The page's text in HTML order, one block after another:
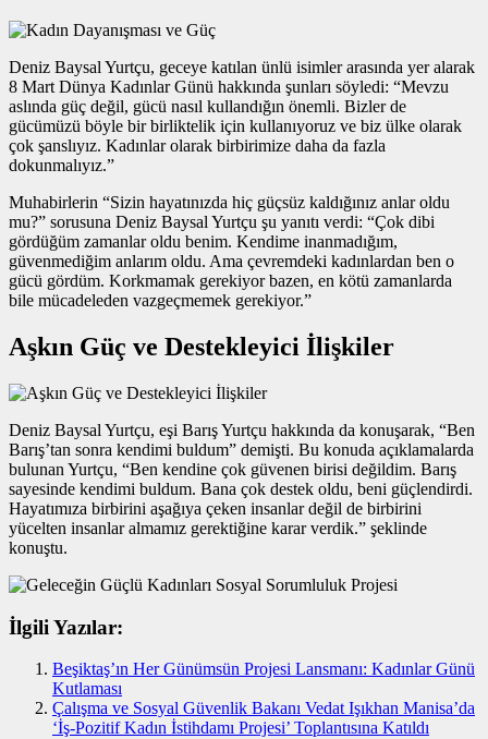
Deniz Baysal Yurtçu, geceye katılan ünlü isimler arasında yer alarak
8 Mart Dünya Kadınlar Günü hakkında şunları söyledi: “Mevzu
aslında güç değil, gücü nasıl kullandığın önemli. Bizler de
gücümüzü böyle bir birliktelik için kullanıyoruz ve biz ülke olarak
çok şanslıyız. Kadınlar olarak birbirimize daha da fazla
dokunmalıyız.”
Muhabirlerin “Sizin hayatınızda hiç güçsüz kaldığınız anlar oldu
mu?” sorusuna Deniz Baysal Yurtçu şu yanıtı verdi: “Çok dibi
gördüğüm zamanlar oldu benim. Kendime inanmadığım,
güvenmediğim anlarım oldu. Ama çevremdeki kadınlardan ben o
gücü gördüm. Korkmamak gerekiyor bazen, en kötü zamanlarda
bile mücadeleden vazgeçmemek gerekiyor.”
Aşkın Güç ve Destekleyici İlişkiler
Deniz Baysal Yurtçu, eşi Barış Yurtçu hakkında da konuşarak, “Ben
Barış’tan sonra kendimi buldum” demişti. Bu konuda açıklamalarda
bulunan Yurtçu, “Ben kendine çok güvenen birisi değildim. Barış
sayesinde kendimi buldum. Bana çok destek oldu, beni güçlendirdi.
Hayatımıza birbirini aşağıya çeken insanlar değil de birbirini
yücelten insanlar almamız gerektiğine karar verdik.” şeklinde
konuştu.
İlgili Yazılar:
Beşiktaş’ın Her Günümsün Projesi Lansmanı: Kadınlar Günü
Kutlaması
Çalışma ve Sosyal Güvenlik Bakanı Vedat Işıkhan Manisa’da
‘İş-Pozitif Kadın İstihdamı Projesi’ Toplantısına Katıldı